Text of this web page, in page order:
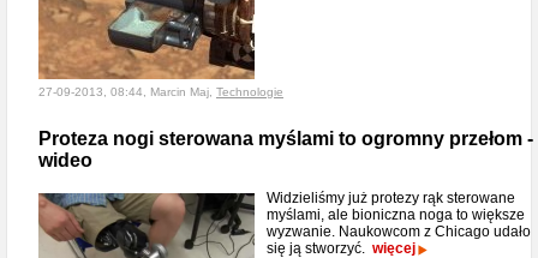
27-09-2013, 08:44, Marcin Maj, Technologie
Proteza nogi sterowana myślami to ogromny przełom -
wideo
Widzieliśmy już protezy rąk sterowane
myślami, ale bioniczna noga to większe
wyzwanie. Naukowcom z Chicago udało
się ją stworzyć. więcej